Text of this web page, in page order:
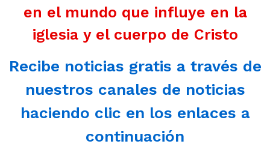
en el mundo que influye en la
iglesia y el cuerpo de Cristo
Recibe noticias gratis a través de
nuestros canales de noticias
haciendo clic en los enlaces a
continuación